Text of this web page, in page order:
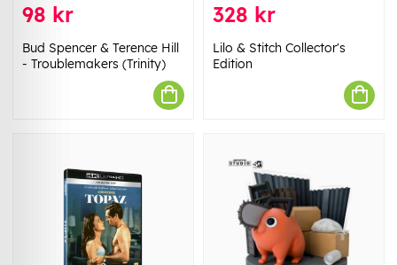
98 kr
Bud Spencer & Terence Hill
- Troublemakers (Trinity)
328 kr
Lilo & Stitch Collector's
Edition